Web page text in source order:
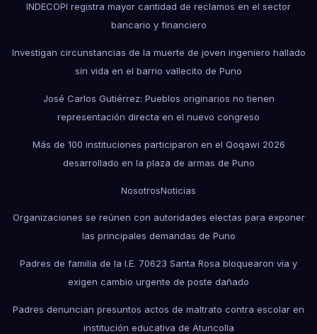
INDECOPI registra mayor cantidad de reclamos en el sector
bancario y financiero
Investigan circunstancias de la muerte de joven ingeniero hallado
sin vida en el barrio vallecito de Puno
José Carlos Gutiérrez: Pueblos originarios no tienen
representación directa en el nuevo congreso
Más de 100 instituciones participaron en el Qoqawi 2026
desarrollado en la plaza de armas de Puno
NosotrosNoticias
Organizaciones se reúnen con autoridades electas para exponer
las principales demandas de Puno
Padres de familia de la I.E. 70623 Santa Rosa bloquearon vía y
exigen cambio urgente de poste dañado
Padres denuncian presuntos actos de maltrato contra escolar en
institución educativa de Atuncolla